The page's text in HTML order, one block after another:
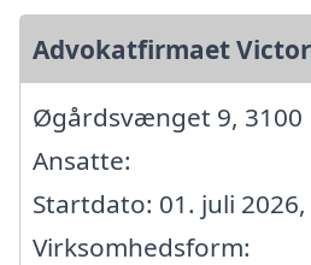
Advokatfirmaet
Øgårdsvænget 9,
Ansatte:
Startdato: 01. juli 2026,
Virksomhedsform: